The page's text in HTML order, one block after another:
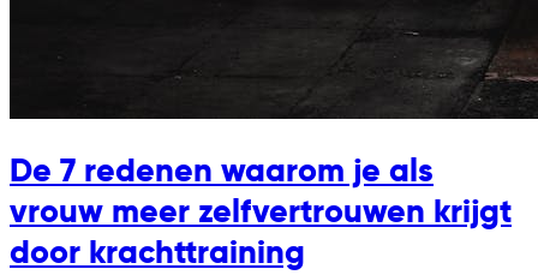
De 7 redenen waarom je als
vrouw meer zelfvertrouwen krijgt
door krachttraining